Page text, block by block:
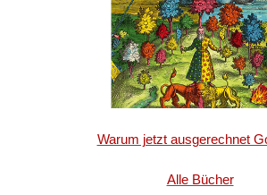
Warum jetzt ausgerechnet
Alle Bücher